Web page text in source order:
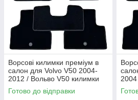
Ворсові килимки преміум в
салон для Volvo V50 2004-
2012 / Вольво V50 килимки
Готово до відправки